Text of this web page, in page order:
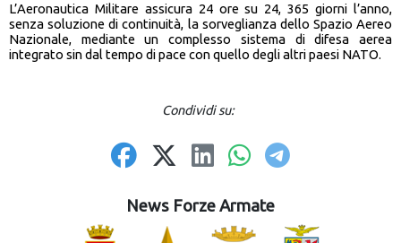
L’Aeronautica Militare assicura 24 ore su 24, 365 giorni l’anno,
senza soluzione di continuità, la sorveglianza dello Spazio Aereo
Nazionale, mediante un complesso sistema di difesa aerea
integrato sin dal tempo di pace con quello degli altri paesi NATO.
Condividi su:
News Forze Armate